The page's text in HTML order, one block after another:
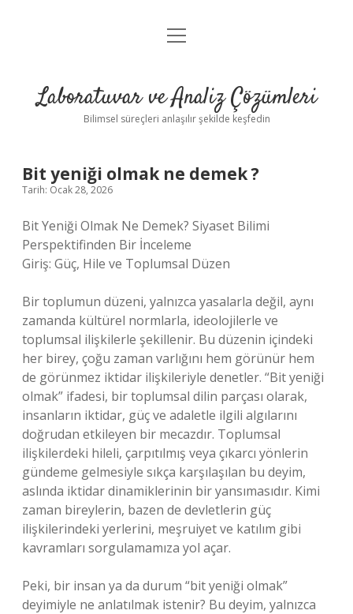
Anasayfa
Yasal Uyarı
menüyü
Laboratuvar ve Analiz Çözümleri
Bilimsel süreçleri anlaşılır şekilde keşfedin
Bit yeniği olmak ne demek ?
Tarih: Ocak 28, 2026
Bit Yeniği Olmak Ne Demek? Siyaset Bilimi
Perspektifinden Bir İnceleme
Giriş: Güç, Hile ve Toplumsal Düzen
Bir toplumun düzeni, yalnızca yasalarla değil, aynı
zamanda kültürel normlarla, ideolojilerle ve
toplumsal ilişkilerle şekillenir. Bu düzenin içindeki
her birey, çoğu zaman varlığını hem görünür hem
de görünmez iktidar ilişkileriyle denetler. “Bit yeniği
olmak” ifadesi, bir toplumsal dilin parçası olarak,
insanların iktidar, güç ve adaletle ilgili algılarını
doğrudan etkileyen bir mecazdır. Toplumsal
ilişkilerdeki hileli, çarpıtılmış veya çıkarcı yönlerin
gündeme gelmesiyle sıkça karşılaşılan bu deyim,
aslında iktidar dinamiklerinin bir yansımasıdır. Kimi
zaman bireylerin, bazen de devletlerin güç
ilişkilerindeki yerlerini, meşruiyet ve katılım gibi
kavramları sorgulamamıza yol açar.
Peki, bir insan ya da durum “bit yeniği olmak”
deyimiyle ne anlatılmak istenir? Bu deyim, yalnızca